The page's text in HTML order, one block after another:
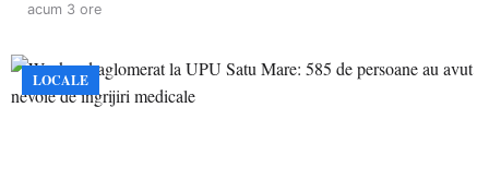
acum 3 ore
LOCALE